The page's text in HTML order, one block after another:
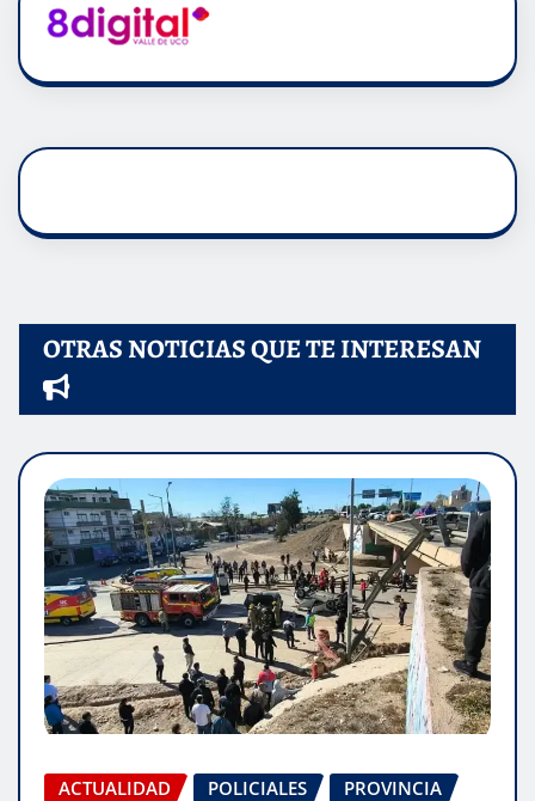
OTRAS NOTICIAS QUE TE INTERESAN
ACTUALIDAD POLICIALES
PROVINCIA